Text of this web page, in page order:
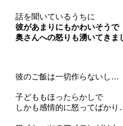
話を聞いているうちに
彼があまりにもかわいそうで
奥さんへの怒りも湧いてきま
彼のご飯は一切作らないし…
子どももほったらかしで
しかも感情的に怒ってばかり